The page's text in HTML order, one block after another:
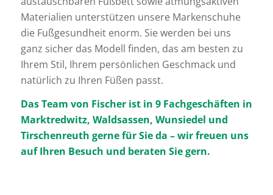
Materialien unterstützen unsere Markenschuhe
die Fußgesundheit enorm. Sie werden bei uns
ganz sicher das Modell finden, das am besten zu
Ihrem Stil, Ihrem persönlichen Geschmack und
natürlich zu Ihren Füßen passt.
Das Team von Fischer ist in 9 Fachgeschäften in
Marktredwitz, Waldsassen, Wunsiedel und
Tirschenreuth gerne für Sie da – wir freuen uns
auf Ihren Besuch und beraten Sie gern.